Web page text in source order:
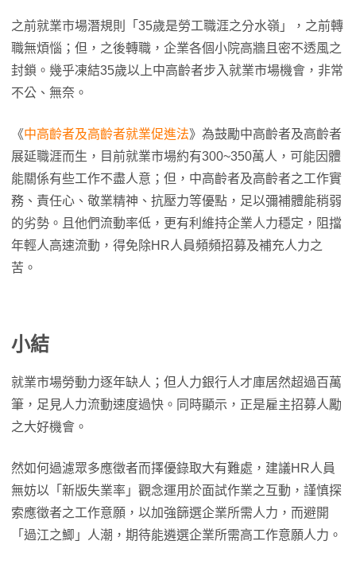
之前就業市場潛規則「35歲是勞工職涯之分水嶺」，之前轉
職無煩惱；但，之後轉職，企業各個小院高牆且密不透風之
封鎖。幾乎凍結35歲以上中高齡者步入就業市場機會，非常
不公、無奈。
《中高齡者及高齡者就業促進法》為鼓勵中高齡者及高齡者
展延職涯而生，目前就業市場約有300~350萬人，可能因體
能關係有些工作不盡人意；但，中高齡者及高齡者之工作實
務、責任心、敬業精神、抗壓力等優點，足以彌補體能稍弱
的劣勢。且他們流動率低，更有利維持企業人力穩定，阻擋
年輕人高速流動，得免除HR人員頻頻招募及補充人力之
苦。
小結
就業市場勞動力逐年缺人；但人力銀行人才庫居然超過百萬
筆，足見人力流動速度過快。同時顯示，正是雇主招募人勵
之大好機會。
然如何過濾眾多應徵者而擇優錄取大有難處，建議HR人員
無妨以「新版失業率」觀念運用於面試作業之互動，謹慎探
索應徵者之工作意願，以加強篩選企業所需人力，而避開
「過江之鯽」人潮，期待能遴選企業所需高工作意願人力。